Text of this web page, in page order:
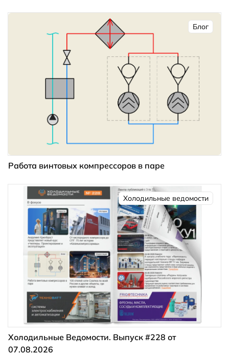
Блог
Работа винтовых компрессоров в паре
Холодильные ведомости
Холодильные Ведомости. Выпуск #228 от
07.08.2026